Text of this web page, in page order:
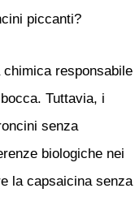
piccanti?
responsabile
Tuttavia, i
senza
biologiche nei
la capsaicina senza